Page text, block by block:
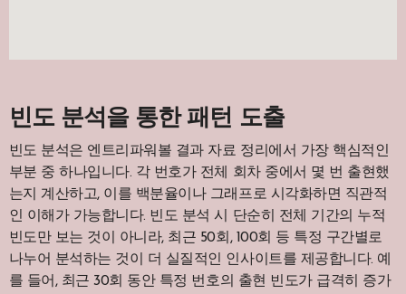
빈도 분석을 통한 패턴 도출
빈도 분석은 엔트리파워볼 결과 자료 정리에서 가장 핵심적인
부분 중 하나입니다. 각 번호가 전체 회차 중에서 몇 번 출현했
는지 계산하고, 이를 백분율이나 그래프로 시각화하면 직관적
인 이해가 가능합니다. 빈도 분석 시 단순히 전체 기간의 누적
빈도만 보는 것이 아니라, 최근 50회, 100회 등 특정 구간별로
나누어 분석하는 것이 더 실질적인 인사이트를 제공합니다. 예
를 들어, 최근 30회 동안 특정 번호의 출현 빈도가 급격히 증가